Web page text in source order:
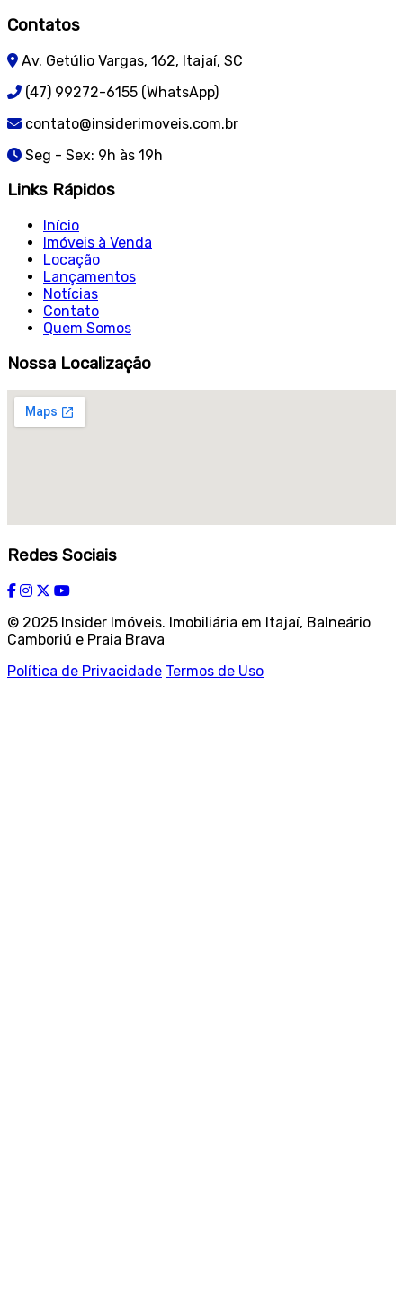
Contatos
Av. Getúlio Vargas, 162, Itajaí, SC
(47) 99272-6155 (WhatsApp)
contato@insiderimoveis.com.br
Seg - Sex: 9h às 19h
Links Rápidos
Início
Imóveis à Venda
Locação
Lançamentos
Notícias
Contato
Quem Somos
Nossa Localização
Redes Sociais
© 2025 Insider Imóveis. Imobiliária em Itajaí, Balneário
Camboriú e Praia Brava
Política de Privacidade Termos de Uso